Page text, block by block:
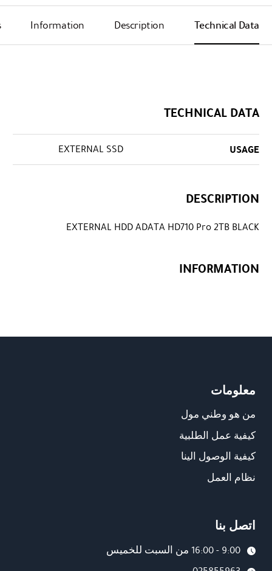
Technical Data
Description
Information
TECHNICAL DATA
USAGE
EXTERNAL SSD
DESCRIPTION
EXTERNAL HDD ADATA HD710 Pro 2TB BLACK
INFORMATION
معلومات
من هو وطني مول
كيفية عمل الطلبية
كيفية الوصول الينا
نظام العمل
اتصل بنا
9:00 - 16:00 من السبت للخميس